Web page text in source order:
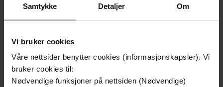
Samtykke Detaljer Om
Vi bruker cookies
Våre nettsider benytter cookies (informasjonskapsler). Vi
bruker cookies til:
Nødvendige funksjoner på nettsiden (Nødvendige)